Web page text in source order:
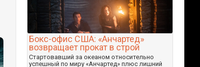
Бокс-офис США: «Анчартед»
возвращает прокат в строй
Стартовавший за океаном относительно
успешный по миру «Анчартед» плюс лишний